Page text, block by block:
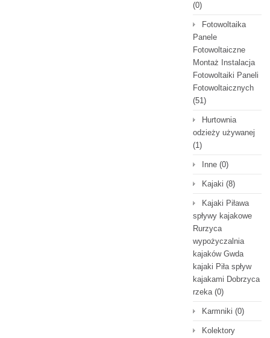
(0)
Fotowoltaika
Panele
Fotowoltaiczne
Montaż Instalacja
Fotowoltaiki Paneli
Fotowoltaicznych
(51)
Hurtownia
odzieży używanej
(1)
Inne (0)
Kajaki (8)
Kajaki Piława
spływy kajakowe
Rurzyca
wypożyczalnia
kajaków Gwda
kajaki Piła spływ
kajakami Dobrzyca
rzeka(0)
Karmniki (0)
Kolektory